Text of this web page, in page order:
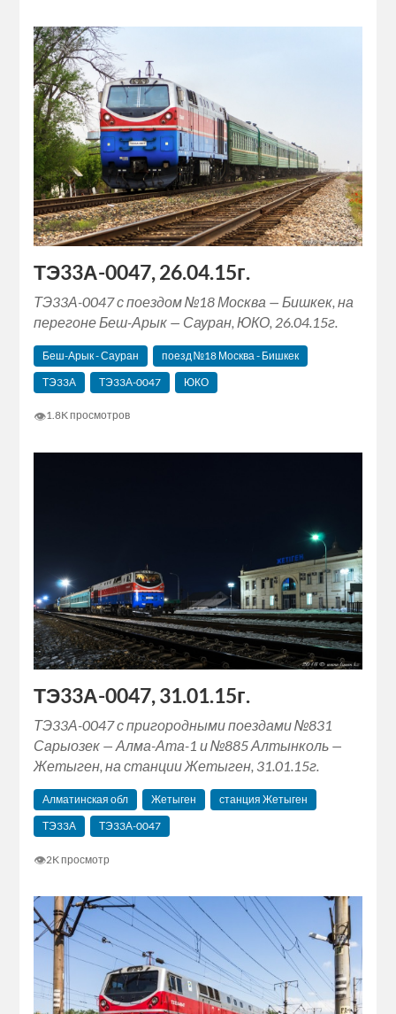
ТЭ33А-0047, 26.04.15г.
ТЭ33А-0047 с поездом №18 Москва — Бишкек, на
перегоне Беш-Арык — Сауран, ЮКО, 26.04.15г.
Беш-Арык - Сауран
поезд №18 Москва - Бишкек
ТЭ33А
ТЭ33А-0047 ЮКО
👁1.8K просмотров
ТЭ33А-0047, 31.01.15г.
ТЭ33А-0047 с пригородными поездами №831
Сарыозек — Алма-Ата-1 и №885 Алтынколь —
Жетыген, на станции Жетыген, 31.01.15г.
Алматинская обл Жетыген
станция Жетыген
ТЭ33А
ТЭ33А-0047
👁2K просмотр